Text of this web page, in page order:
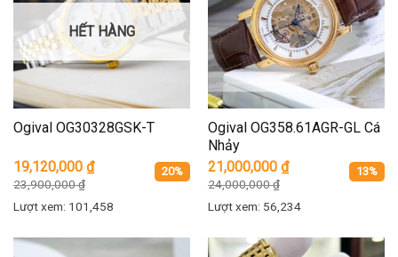
HẾT HÀNG
Ogival OG30328GSK-T
19,120,000 ₫
23,900,000₫
20%
Lượt xem: 101,458
Ogival OG358.61AGR-GL Cá
Nhảy
21,000,000 ₫
24,000,000₫
13%
Lượt xem: 56,234